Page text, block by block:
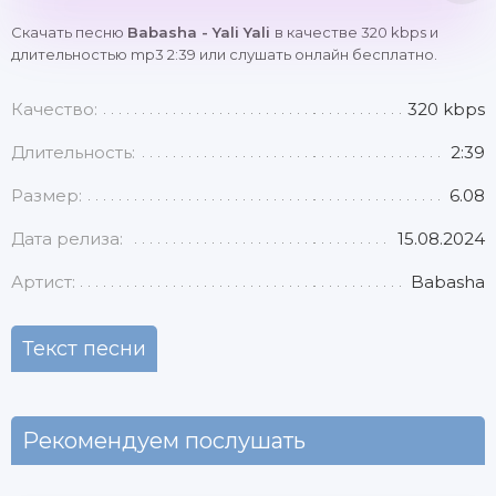
Скачать песню Babasha - Yali Yali в качестве 320 kbps и
длительностью mp3 2:39 или слушать онлайн бесплатно.
Качество: 320 kbps
Длительность: 2:39
Размер: 6.08
Дата релиза: 15.08.2024
Артист: Babasha
Текст песни
Рекомендуем послушать